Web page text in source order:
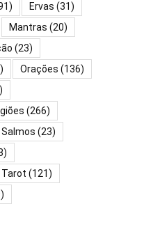
Ervas (31)
Mantras (20)
(23)
Orações (136)
(266)
Salmos (23)
Tarot (121)